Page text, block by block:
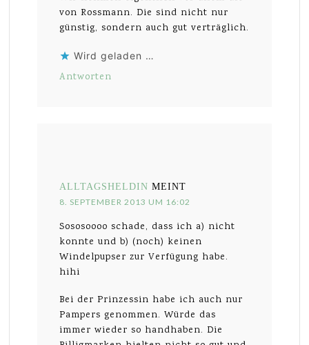
von Rossmann. Die sind nicht nur
günstig, sondern auch gut verträglich.
Wird geladen …
Antworten
ALLTAGSHELDIN MEINT
8. SEPTEMBER 2013 UM 16:02
Sososoooo schade, dass ich a) nicht
konnte und b) (noch) keinen
Windelpupser zur Verfügung habe.
hihi
Bei der Prinzessin habe ich auch nur
Pampers genommen. Würde das
immer wieder so handhaben. Die